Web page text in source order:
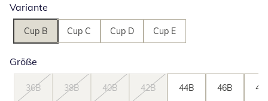
Variante
Cup B Cup C Cup D Cup E
Größe
36B 38B 40B 42B 44B 46B